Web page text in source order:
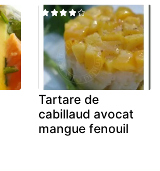
Tartare de
cabillaud avocat
mangue fenouil